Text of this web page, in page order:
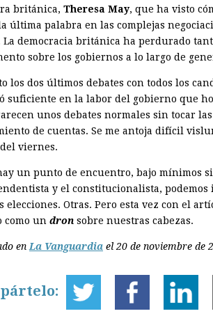
británica, Theresa May, que ha visto
última palabra en las complejas
La democracia británica ha perdurado
sobre los gobiernos a lo largo de
los dos últimos debates con todos los
suficiente en la labor del gobierno que
unos debates normales sin tocar
de cuentas. Se me antoja difícil
viernes.
un punto de encuentro, bajo mínimos
y el constitucionalista,
elecciones. Otras. Pero esta vez con el
como un dron sobre nuestras cabezas.
enLa Vanguardia el 20 de noviembre de